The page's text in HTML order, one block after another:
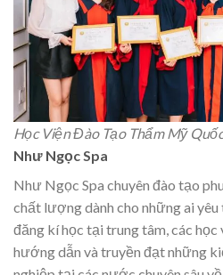
Học Viện Đào Tạo Thẩm Mỹ
Như Ngọc Spa
Như Ngọc Spa chuyên đào tạo
chất lượng dành cho những ai yêu
đăng kí học tại trung tâm, các
hướng dẫn và truyền đạt những